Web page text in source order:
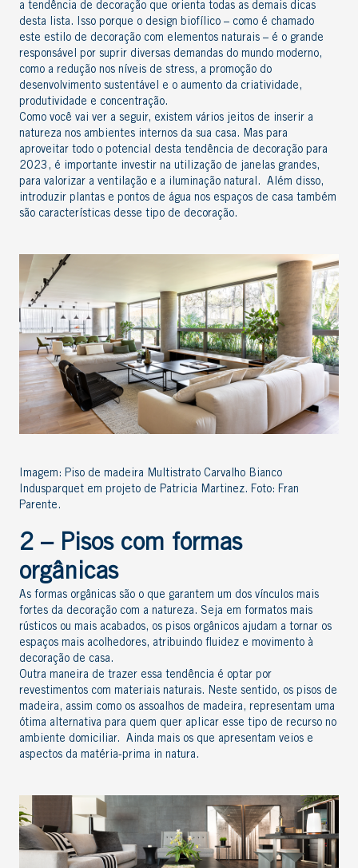
a tendência de decoração que orienta todas as demais dicas
desta lista. Isso porque o design biofílico – como é chamado
este estilo de decoração com elementos naturais – é o grande
responsável por suprir diversas demandas do mundo moderno,
como a redução nos níveis de stress, a promoção do
desenvolvimento sustentável e o aumento da criatividade,
produtividade e concentração.
Como você vai ver a seguir, existem vários jeitos de inserir a
natureza nos ambientes internos da sua casa. Mas para
aproveitar todo o potencial desta tendência de decoração para
2023, é importante investir na utilização de janelas grandes,
para valorizar a ventilação e a iluminação natural. Além disso,
introduzir plantas e pontos de água nos espaços de casa também
são características desse tipo de decoração.
Imagem: Piso de madeira Multistrato Carvalho Bianco
Indusparquet em projeto de Patricia Martinez. Foto: Fran
Parente.
2 – Pisos com formas
orgânicas
As formas orgânicas são o que garantem um dos vínculos mais
fortes da decoração com a natureza. Seja em formatos mais
rústicos ou mais acabados, os pisos orgânicos ajudam a tornar os
espaços mais acolhedores, atribuindo fluidez e movimento à
decoração de casa.
Outra maneira de trazer essa tendência é optar por
revestimentos com materiais naturais. Neste sentido, os pisos de
madeira, assim como os assoalhos de madeira, representam uma
ótima alternativa para quem quer aplicar esse tipo de recurso no
ambiente domiciliar. Ainda mais os que apresentam veios e
aspectos da matéria-prima in natura.